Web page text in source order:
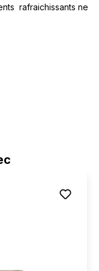
rafraichissants ne